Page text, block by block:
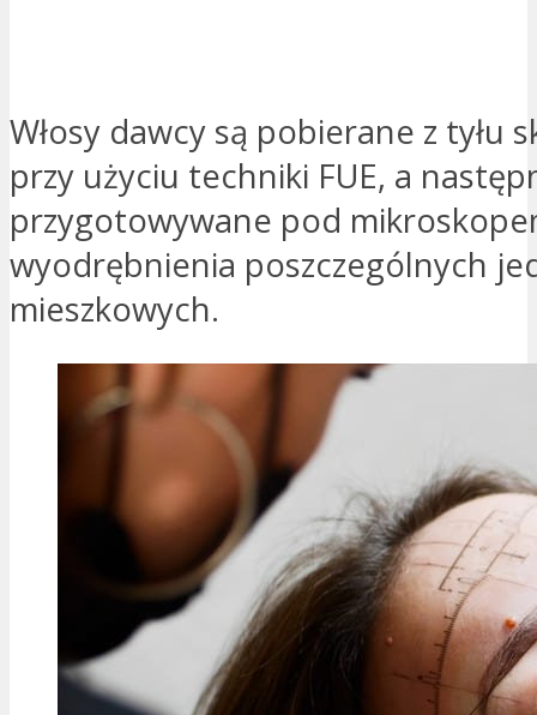
Włosy dawcy są pobierane z tyłu
przy użyciu techniki FUE, a
przygotowywane pod
wyodrębnienia poszczególnych
mieszkowych.